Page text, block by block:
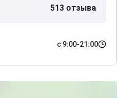
513 отзыва
с 9:00-21:00